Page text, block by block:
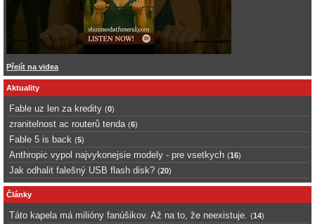
Přejít na videa
Aktuality
Fable uz len za kredity (0)
zranitelnost ac routerů tenda (6)
Fable 5 is back (5)
Anthropic vypol najvykonejsie modely - pre vsetkych (16)
Jak odhalit falešný USB flash disk? (20)
Články
Táto kapela má milióny fanúšikov. Až na to, že neexistuje. (14)